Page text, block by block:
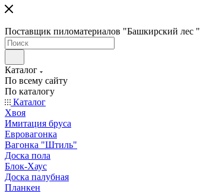
Поставщик пиломатериалов "Башкирский лес "
Каталог
По всему сайту
По каталогу
Каталог
Хвоя
Имитация бруса
Евровагонка
Вагонка "Штиль"
Доска пола
Блок-Хаус
Доска палубная
Планкен